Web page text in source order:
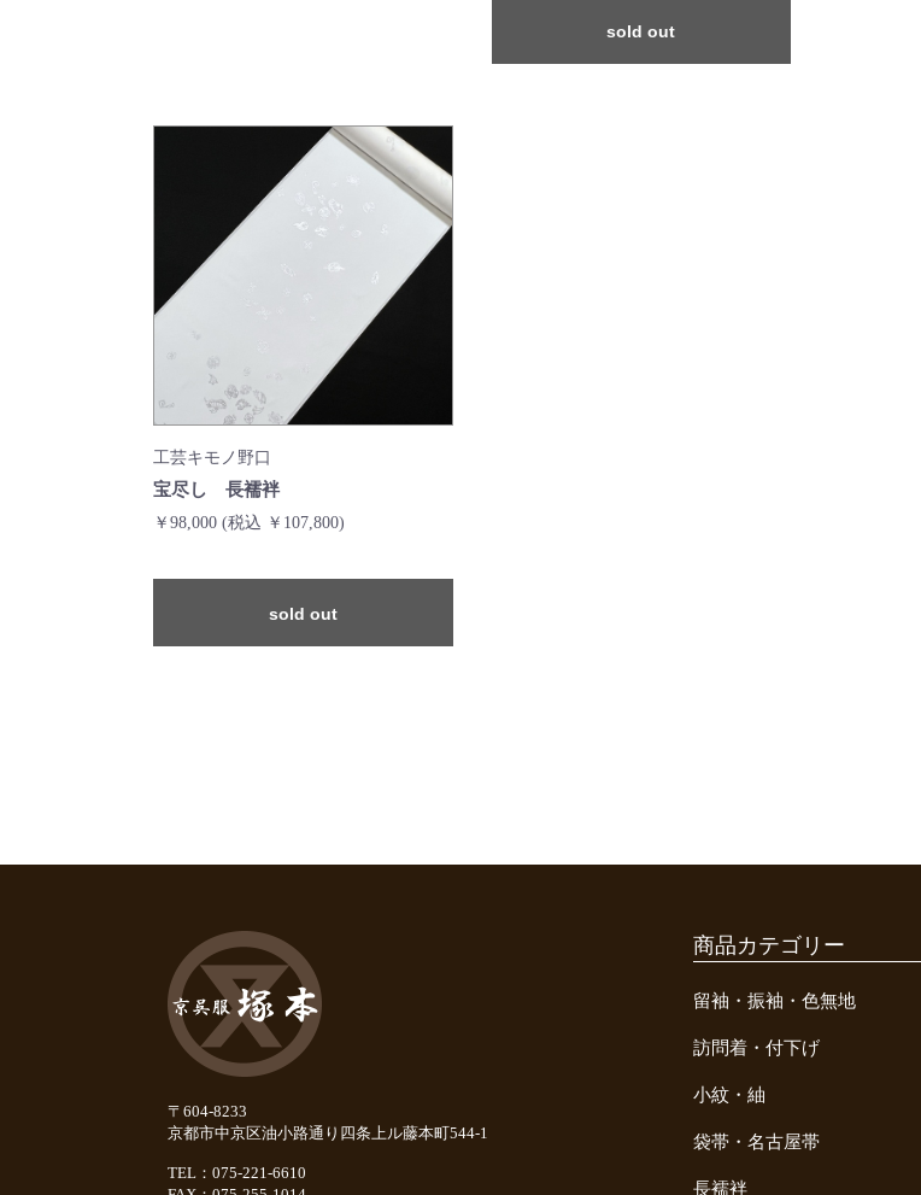
sold out
工芸キモノ野口
宝尽し 長襦袢
￥98,000 (税込 ￥107,800)
sold out
〒604-8233
京都市中京区油小路通り四条上ル藤本町544-1
TEL：075-221-6610
商品カテゴリー
留袖・振袖・色無地
訪問着・付下げ
小紋・紬
袋帯・名古屋帯
長襦袢